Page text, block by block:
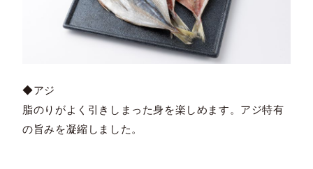
◆アジ
脂のりがよく引きしまった身を楽しめます。アジ特有
の旨みを凝縮しました。